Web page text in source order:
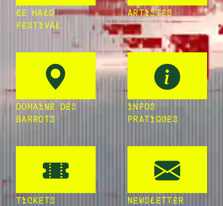
LE HALO
FESTIVAL
ARTISTES
DOMAINE DES
BARROTS
INFOS
PRATIQUES
TICKETS NEWSLETTER